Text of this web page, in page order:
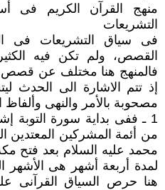
منهج القرآن الكريم فى
التشريعات
فى سياق التشريعات فى
القصص، ولم تكن فيه
فالمنهج هنا مختلف عن قصص
إذ تتم الاشارة الى الحدث
مصحوبة بالأمر والنهى وألفاظ
1 ـ ففى بداية سورة التوبة
من أئمة المشركين المعتدين
محمد عليه السلام بعد فتح
لمدة أربعة أشهر هى الأشهر
هنا حرص السياق القرآنى